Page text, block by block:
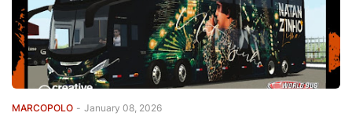
MARCOPOLO - January 08, 2026